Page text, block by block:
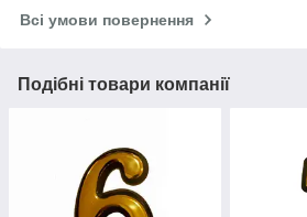
Всі умови повернення
Подібні товари компанії